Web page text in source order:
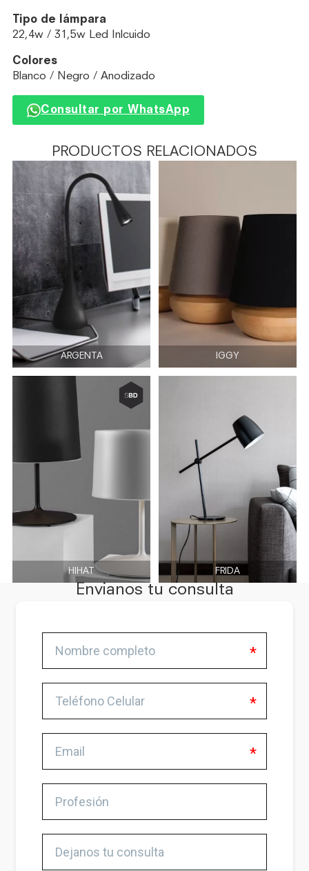
Tipo de lámpara
22,4w / 31,5w Led Inlcuido
Colores
Blanco / Negro / Anodizado
Consultar por WhatsApp
PRODUCTOS RELACIONADOS
ARGENTA IGGY
HIHAT FRIDA
Envianos tu consulta